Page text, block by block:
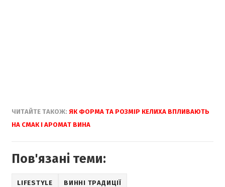
ЧИТАЙТЕ ТАКОЖ: ЯК ФОРМА ТА РОЗМІР КЕЛИХА ВПЛИВАЮТЬ
НА СМАК І АРОМАТ ВИНА
Пов'язані теми:
LIFESTYLE ВИННІ ТРАДИЦІЇ